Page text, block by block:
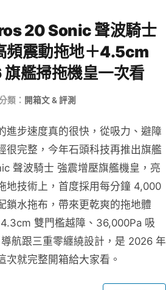
20 Sonic 聲波騎士
頻震動拖地＋4.5cm
艦掃拖機皇一次看
類： 開箱文 & 評測
進步速度真的很快，從吸力、避障
很完整，今年石頭科技再推出旗艦
聲波騎士 強震增壓旗艦機皇，亮
地技術上，首度採用每分鐘 4,000
鎖水拖布，帶來更乾爽的拖地體
雙門檻越障、36,000Pa 吸
航跟三重零纏繞設計，是 2026 年
次就完整開箱給大家看。